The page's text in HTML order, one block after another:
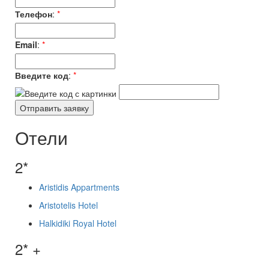
Телефон: *
Email: *
Введите код: *
Отели
2*
Aristidis Appartments
Aristotelis Hotel
Halkidiki Royal Hotel
2* +